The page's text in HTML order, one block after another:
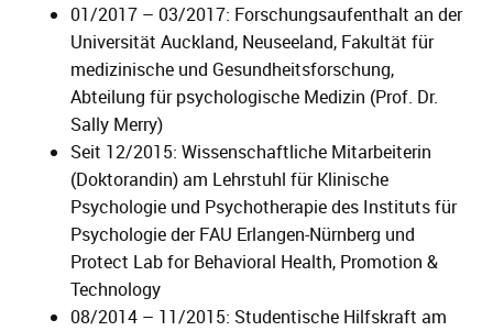
01/2017 – 03/2017: Forschungsaufenthalt an der
Universität Auckland, Neuseeland, Fakultät für
medizinische und Gesundheitsforschung,
Abteilung für psychologische Medizin (Prof. Dr.
Sally Merry)
Seit 12/2015: Wissenschaftliche Mitarbeiterin
(Doktorandin) am Lehrstuhl für Klinische
Psychologie und Psychotherapie des Instituts für
Psychologie der FAU Erlangen-Nürnberg und
Protect Lab for Behavioral Health, Promotion &
Technology
08/2014 – 11/2015: Studentische Hilfskraft am